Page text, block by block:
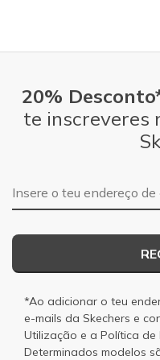
20%
te inscreveres
Endereço de e-mail
*Ao adicionar o teu
e-mails da Skechers e
Utilização e a Política de
Determinados modelos